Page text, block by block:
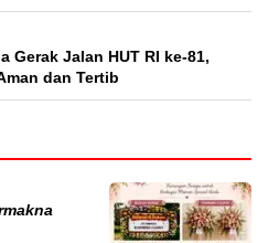
Gerak Jalan HUT RI ke-81,
dan Tertib